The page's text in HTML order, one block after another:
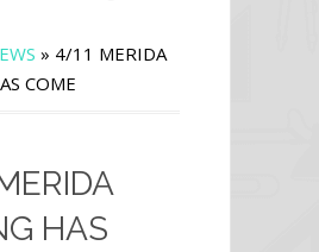
» 4/11 MERIDA
COME
HAS